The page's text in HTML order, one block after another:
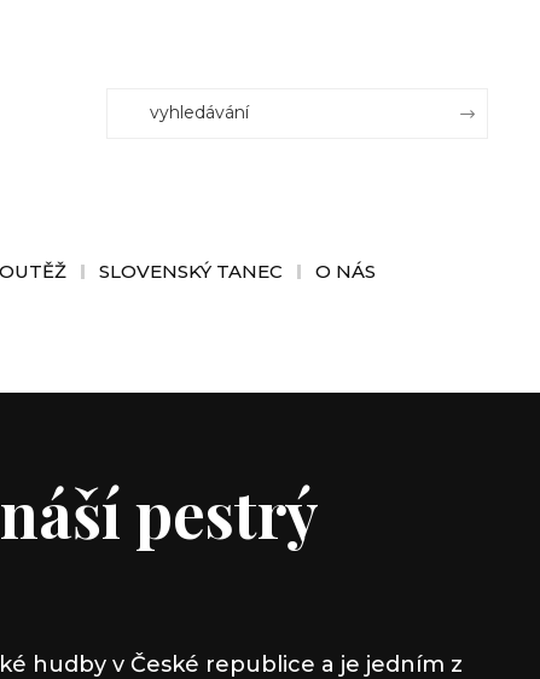
SLOVENSKÝ TANEC O NÁS
pestrý
hudby v České republice a je jedním z